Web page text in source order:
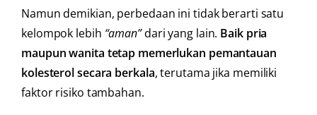
Namun demikian, perbedaan ini tidak berarti satu
kelompok lebih “aman”dari yang lain. Baik pria
maupun wanita tetap memerlukan pemantauan
kolesterol secara berkala, terutama jika memiliki
faktor risiko tambahan.